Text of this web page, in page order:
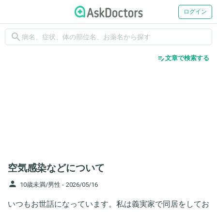
ログイン
search
edit_note文章で検索する
空気感染などについて
person 10歳未満/男性 - 2026/05/16
いつもお世話になっています。私は義実家で同居をしてお